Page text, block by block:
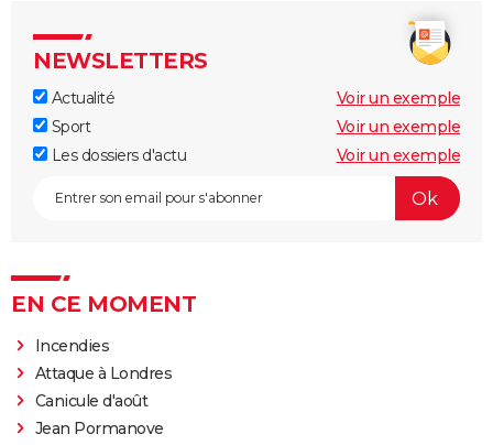
NEWSLETTERS
Actualité
Voir un exemple
Sport
Voir un exemple
Les dossiers d'actu
Voir un exemple
EN CE MOMENT
Incendies
Attaque à Londres
Canicule d'août
Jean Pormanove